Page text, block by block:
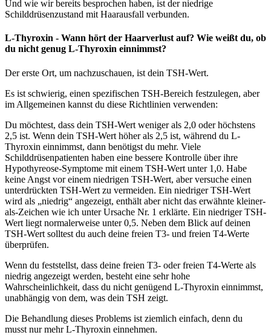
Und wie wir bereits besprochen haben, ist der niedrige
Schilddrüsenzustand mit Haarausfall verbunden.
L-Thyroxin - Wann hört der Haarverlust auf? Wie weißt du, ob
du nicht genug L-Thyroxin einnimmst?
Der erste Ort, um nachzuschauen, ist dein TSH-Wert.
Es ist schwierig, einen spezifischen TSH-Bereich festzulegen, aber
im Allgemeinen kannst du diese Richtlinien verwenden:
Du möchtest, dass dein TSH-Wert weniger als 2,0 oder höchstens
2,5 ist. Wenn dein TSH-Wert höher als 2,5 ist, während du L-
Thyroxin einnimmst, dann benötigst du mehr. Viele
Schilddrüsenpatienten haben eine bessere Kontrolle über ihre
Hypothyreose-Symptome mit einem TSH-Wert unter 1,0. Habe
keine Angst vor einem niedrigen TSH-Wert, aber versuche einen
unterdrückten TSH-Wert zu vermeiden. Ein niedriger TSH-Wert
wird als „niedrig“ angezeigt, enthält aber nicht das erwähnte kleiner-
als-Zeichen wie ich unter Ursache Nr. 1 erklärte. Ein niedriger TSH-
Wert liegt normalerweise unter 0,5. Neben dem Blick auf deinen
TSH-Wert solltest du auch deine freien T3- und freien T4-Werte
überprüfen.
Wenn du feststellst, dass deine freien T3- oder freien T4-Werte als
niedrig angezeigt werden, besteht eine sehr hohe
Wahrscheinlichkeit, dass du nicht genügend L-Thyroxin einnimmst,
unabhängig von dem, was dein TSH zeigt.
Die Behandlung dieses Problems ist ziemlich einfach, denn du
musst nur mehr L-Thyroxin einnehmen.